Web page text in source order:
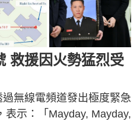
救援因火勢猛烈受
過無線電頻道發出極度緊急
表示：「Mayday, Mayday,